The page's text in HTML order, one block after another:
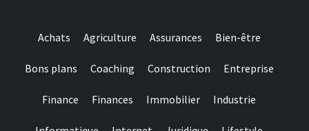
Achats Agriculture Assurances Bien-être
Bons plans Coaching Construction Entreprise
Finance Finances Immobilier Industrie